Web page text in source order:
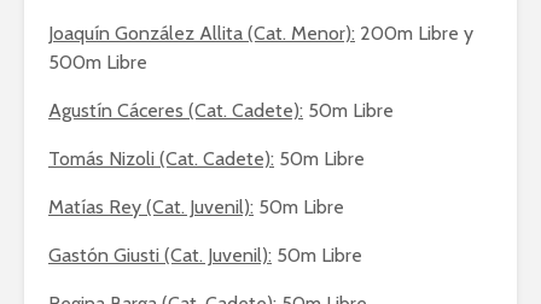
Joaquín González Allita (Cat. Menor): 200m Libre y
500m Libre
Agustín Cáceres (Cat. Cadete): 50m Libre
Tomás Nizoli (Cat. Cadete): 50m Libre
Matías Rey (Cat. Juvenil): 50m Libre
Gastón Giusti (Cat. Juvenil): 50m Libre